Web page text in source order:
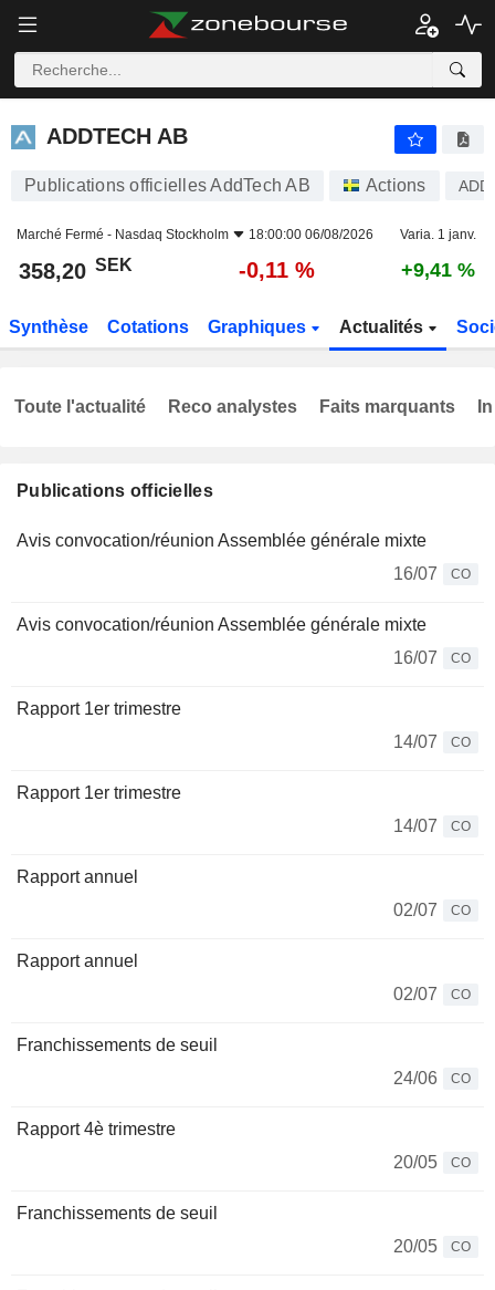
ADDTECH AB
ADDTECH AB
Publications officielles AddTech AB Actions
Marché Fermé - Nasdaq Stockholm 18:00:00 06/08/2026 Varia. 1 janv.
358,20 SEK -0,11 % +9,41 %
Synthèse Cotations Graphiques Actualités
Publications officielles
Avis convocation/réunion Assemblée générale mixte
16/07
CO
Avis convocation/réunion Assemblée générale mixte
16/07
CO
Rapport 1er trimestre
14/07
CO
Rapport 1er trimestre
14/07
CO
Rapport annuel
02/07
CO
Rapport annuel
02/07
CO
Franchissements de seuil
24/06
CO
Rapport 4è trimestre
20/05
CO
Franchissements de seuil
20/05
CO
Toute l'actualité Reco analystes Faits marquants